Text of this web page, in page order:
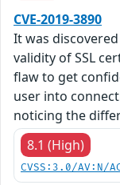
CVE-2019-3890
It was
validity of SSL
flaw to get
user into
noticing the
8.1 (High)
CVSS:3.0/AV:N/